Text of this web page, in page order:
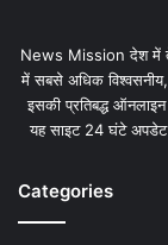
News Mission देश में
में सबसे अधिक विश्वसनीय,
इसकी प्रतिबद्ध
यह साइट 24 घंटे अपडेट
Categories